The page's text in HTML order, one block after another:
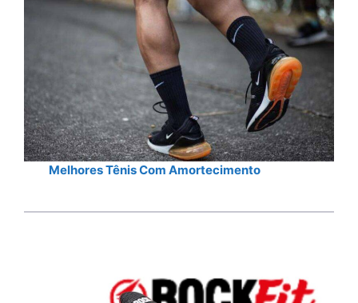
Melhores Tênis Com Amortecimento